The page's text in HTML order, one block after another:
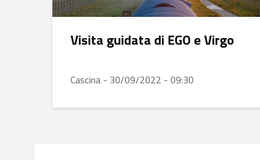
Visita guidata di EGO e Virgo
Cascina - 30/09/2022 - 09:30